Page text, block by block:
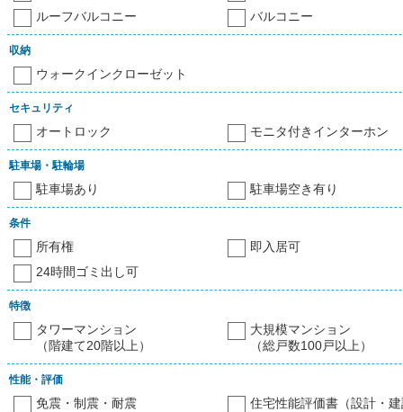
ルーフバルコニー
バルコニー
収納
ウォークインクローゼット
セキュリティ
オートロック モニタ付きインターホン
駐車場・駐輪場
駐車場あり 駐車場空き有り
条件
所有権
即入居可
24時間ゴミ出し可
特徴
タワーマンション
（階建て20階以上）
大規模マンション
（総戸数100戸以上）
性能・評価
免震・制震・耐震 住宅性能評価書（設計・